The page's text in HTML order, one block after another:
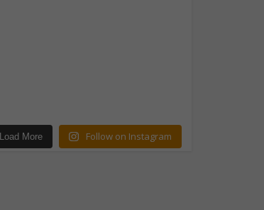
Load More Follow on Instagram